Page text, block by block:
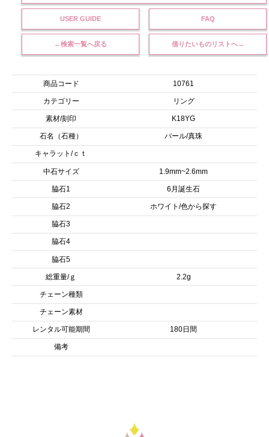
USER GUIDE FAQ
←検索一覧へ戻る 借りたいものリストへ→
商品コード 10761
カテゴリー リング
素材/刻印 K18YG
石名（石種） パール/真珠
キャラット/ｃｔ
中石サイズ 1.9mm~2.6mm
脇石1 6月誕生石
脇石2 ホワイト/色から探す
脇石3
脇石4
脇石5
総重量/ｇ 2.2g
チェーン種類
チェーン素材
レンタル可能期間 180日間
備考